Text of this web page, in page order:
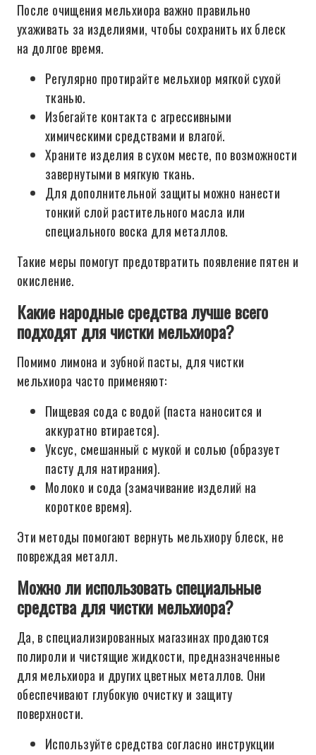
После очищения мельхиора важно правильно
ухаживать за изделиями, чтобы сохранить их блеск
на долгое время.
Регулярно протирайте мельхиор мягкой сухой
тканью.
Избегайте контакта с агрессивными
химическими средствами и влагой.
Храните изделия в сухом месте, по возможности
завернутыми в мягкую ткань.
Для дополнительной защиты можно нанести
тонкий слой растительного масла или
специального воска для металлов.
Такие меры помогут предотвратить появление пятен и
окисление.
Какие народные средства лучше всего
подходят для чистки мельхиора?
Помимо лимона и зубной пасты, для чистки
мельхиора часто применяют:
Пищевая сода с водой (паста наносится и
аккуратно втирается).
Уксус, смешанный с мукой и солью (образует
пасту для натирания).
Молоко и сода (замачивание изделий на
короткое время).
Эти методы помогают вернуть мельхиору блеск, не
повреждая металл.
Можно ли использовать специальные
средства для чистки мельхиора?
Да, в специализированных магазинах продаются
полироли и чистящие жидкости, предназначенные
для мельхиора и других цветных металлов. Они
обеспечивают глубокую очистку и защиту
поверхности.
Используйте средства согласно инструкции